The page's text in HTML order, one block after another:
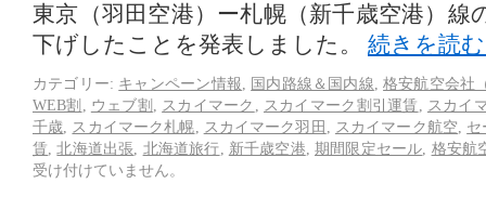
東京（羽田空港）ー札幌（新千歳空港）線
下げしたことを発表しました。 続きを読
カテゴリー: キャンペーン情報 国内路線＆国内線 ,格安航空会社
WEB割
ウェブ割 スカイマーク スカイマーク割引運賃
スカイ
千歳
スカイマーク札幌 スカイマーク羽田 スカイマーク航空
セ
賃 ,北海道出張 北海道旅行 新千歳空港 期間限定セール 格安航
受け付けていません。